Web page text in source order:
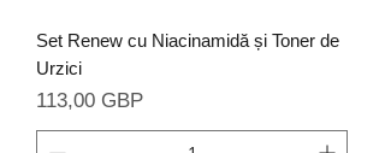
Set Renew cu Niacinamidă și Toner de
Urzici
Preț
113,00 GBP